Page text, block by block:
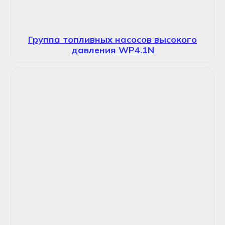
Группа топливных насосов высокого
давления WP4.1N